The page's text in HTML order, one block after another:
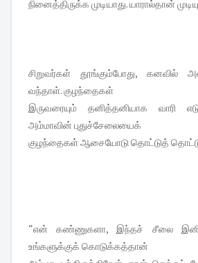
நினைத்திருக்க முடியாது. யாரால்தான்
சிறுவர்கள் தூங்கும்போது, கனவில்
வந்தாள். குழந்தைகள்
இருவரையும் தனித்தனியாக வாரி
அம்மாவின் புதுச்சேலையைக்
குழந்தைகள் ஆசையோடு தொட்டுத்
“என் கண்ணுகளா, இந்தச் சீலை இனி
உங்களுக்குக் கொடுக்கத்தான்